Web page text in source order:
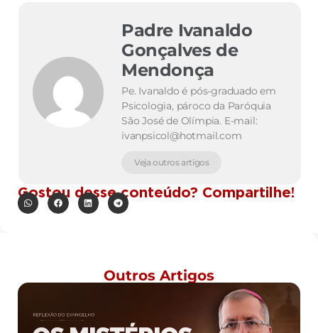
Padre Ivanaldo
Gonçalves de
Mendonça
Pe. Ivanaldo é pós-graduado em
Psicologia, pároco da Paróquia
São José de Olímpia. E-mail:
ivanpsicol@hotmail.com
Veja outros artigos
Gostou desse conteúdo? Compartilhe!
Outros Artigos